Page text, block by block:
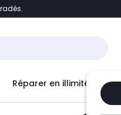
Accéder directement
Réparer en illimité avec